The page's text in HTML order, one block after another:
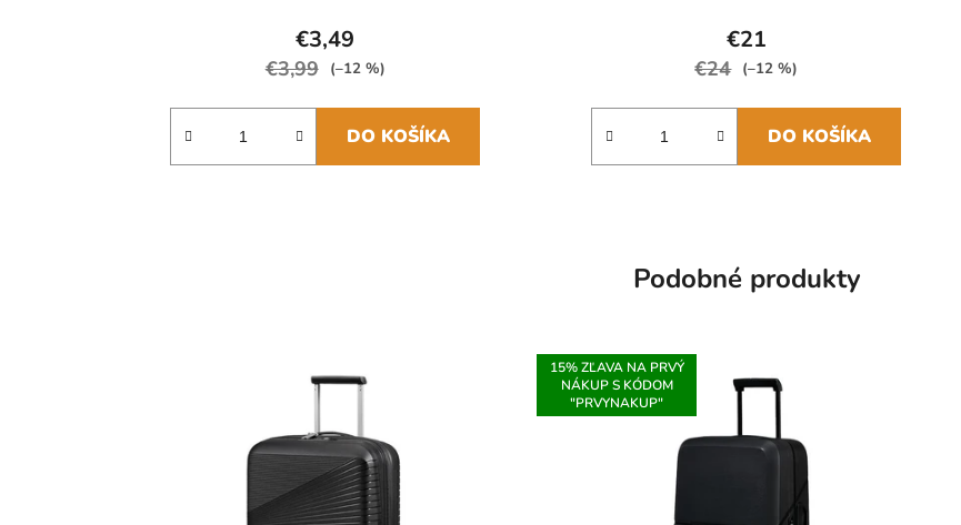
€3,49
€3,99 (–12 %)
DO KOŠÍKA
€21
€24 (–12 %)
DO KOŠÍKA
Podobné produkty
15% ZĽAVA NA PRVÝ
NÁKUP S KÓDOM
"PRVYNAKUP"